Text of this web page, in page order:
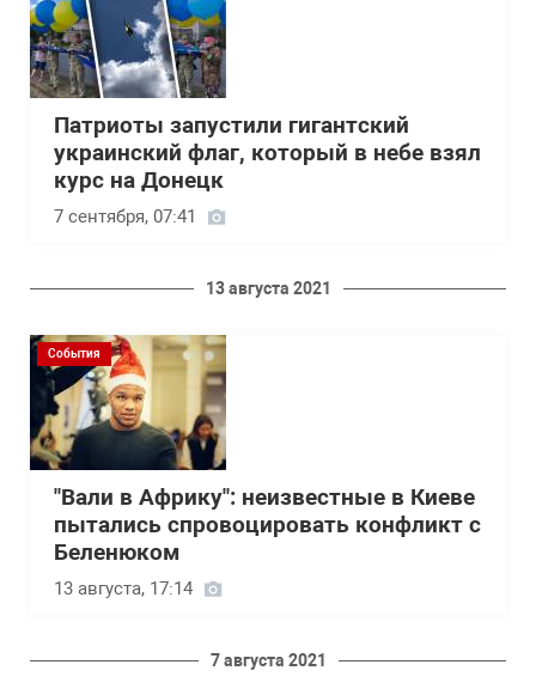
Патриоты запустили гигантский
украинский флаг, который в небе взял
курс на Донецк
7 сентября, 07:41
13 августа 2021
События
"Вали в Африку": неизвестные в Киеве
пытались спровоцировать конфликт с
Беленюком
13 августа, 17:14
7 августа 2021